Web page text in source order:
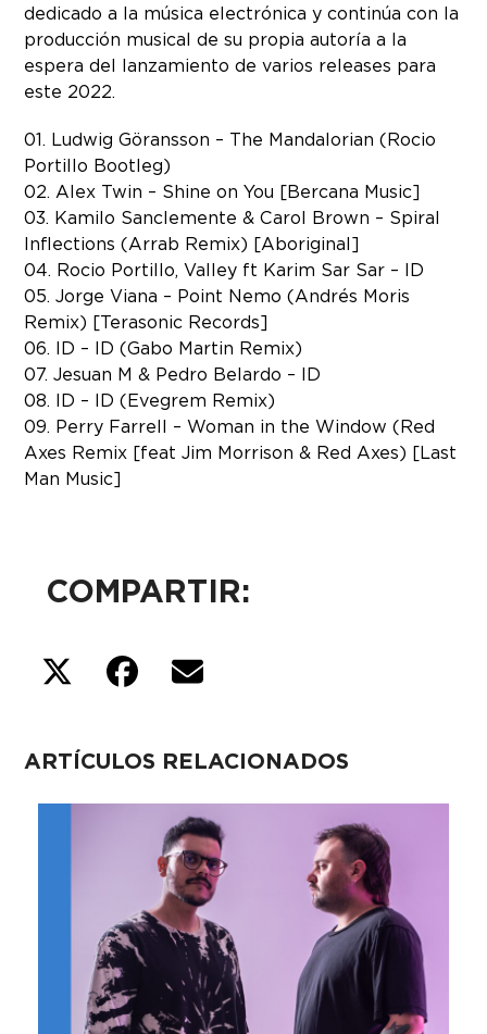
dedicado a la música electrónica y continúa con la
producción musical de su propia autoría a la
espera del lanzamiento de varios releases para
este 2022.
01. Ludwig Göransson – The Mandalorian (Rocio
Portillo Bootleg)
02. Alex Twin – Shine on You [Bercana Music]
03. Kamilo Sanclemente & Carol Brown – Spiral
Inflections (Arrab Remix) [Aboriginal]
04. Rocio Portillo, Valley ft Karim Sar Sar – ID
05. Jorge Viana – Point Nemo (Andrés Moris
Remix) [Terasonic Records]
06. ID – ID (Gabo Martin Remix)
07. Jesuan M & Pedro Belardo – ID
08. ID – ID (Evegrem Remix)
09. Perry Farrell – Woman in the Window (Red
Axes Remix [feat Jim Morrison & Red Axes) [Last
Man Music]
COMPARTIR:
ARTÍCULOS RELACIONADOS